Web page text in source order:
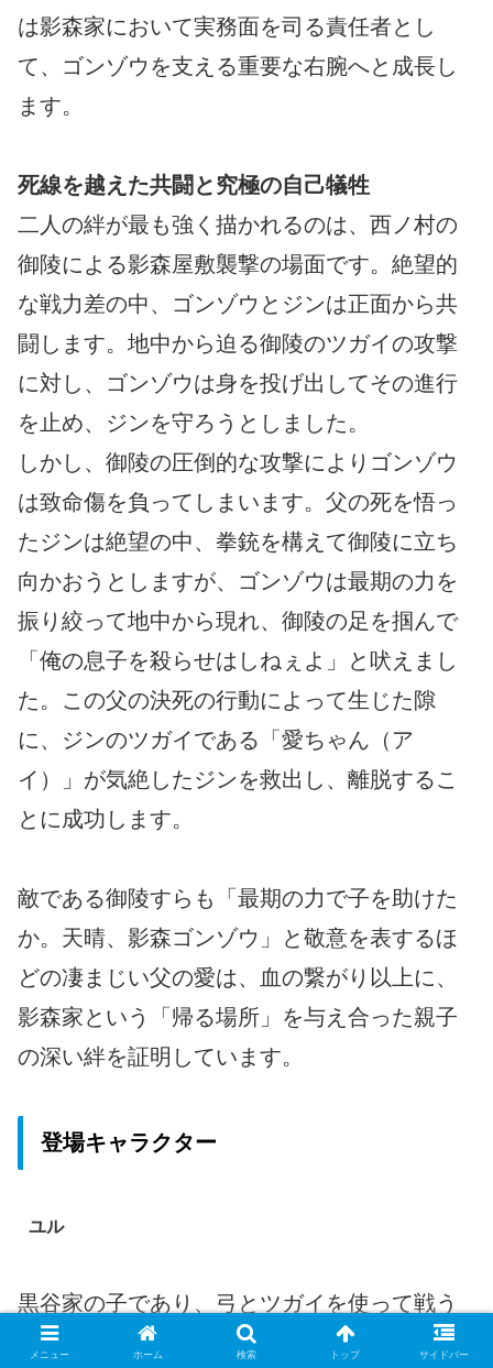
は影森家において実務面を司る責任者とし
て、ゴンゾウを支える重要な右腕へと成長し
ます。
死線を越えた共闘と究極の自己犠牲
二人の絆が最も強く描かれるのは、西ノ村の
御陵による影森屋敷襲撃の場面です。絶望的
な戦力差の中、ゴンゾウとジンは正面から共
闘します。地中から迫る御陵のツガイの攻撃
に対し、ゴンゾウは身を投げ出してその進行
を止め、ジンを守ろうとしました。
しかし、御陵の圧倒的な攻撃によりゴンゾウ
は致命傷を負ってしまいます。父の死を悟っ
たジンは絶望の中、拳銃を構えて御陵に立ち
向かおうとしますが、ゴンゾウは最期の力を
振り絞って地中から現れ、御陵の足を掴んで
「俺の息子を殺らせはしねぇよ」と吠えまし
た。この父の決死の行動によって生じた隙
に、ジンのツガイである「愛ちゃん（ア
イ）」が気絶したジンを救出し、離脱するこ
とに成功します。
敵である御陵すらも「最期の力で子を助けた
か。天晴、影森ゴンゾウ」と敬意を表するほ
どの凄まじい父の愛は、血の繋がり以上に、
影森家という「帰る場所」を与え合った親子
の深い絆を証明しています。
登場キャラクター
ユル
黒谷家の子であり、弓とツガイを使って戦う
若者である。村を追われた立場でありなが
メニュー ホーム 検索 トップ サイドバー